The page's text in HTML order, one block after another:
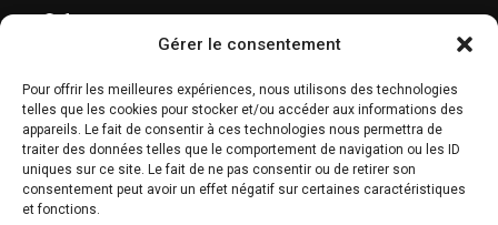
Gérer le consentement
Pour offrir les meilleures expériences, nous utilisons des technologies
telles que les cookies pour stocker et/ou accéder aux informations des
appareils. Le fait de consentir à ces technologies nous permettra de
traiter des données telles que le comportement de navigation ou les ID
uniques sur ce site. Le fait de ne pas consentir ou de retirer son
consentement peut avoir un effet négatif sur certaines caractéristiques
et fonctions.
Rivière-Rouge, QC J0T 1T0